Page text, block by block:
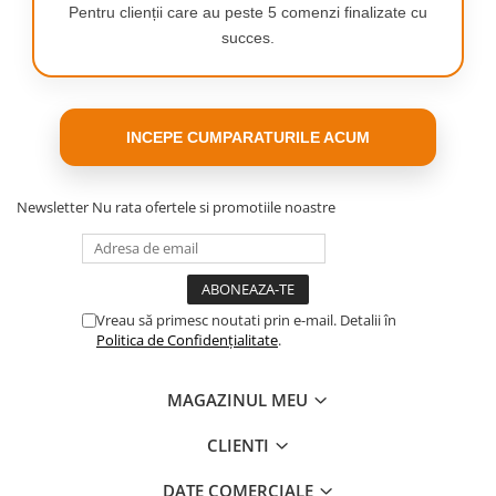
Ore de functionare
Elite 2 asigura 7 ore de functionare cu o incarcare completa si un
total de 21 de ore cu carcasa. In plus, incarcarea rapida asigura o
Pentru ca un sunet puternic merita o baterie puternica.
Pentru clienții care au peste 5 comenzi finalizate cu
succes.
INCEPE CUMPARATURILE ACUM
Newsletter Nu rata ofertele si promotiile noastre
Vreau să primesc noutati prin e-mail. Detalii în
Politica de Confidențialitate.
MAGAZINUL MEU
CLIENTI
DATE COMERCIALE